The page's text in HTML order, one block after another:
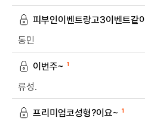
피부인이벤트랑고3이벤트같이
동민
이번주~ 1
류성.
프리미엄코성형?이요~ 1